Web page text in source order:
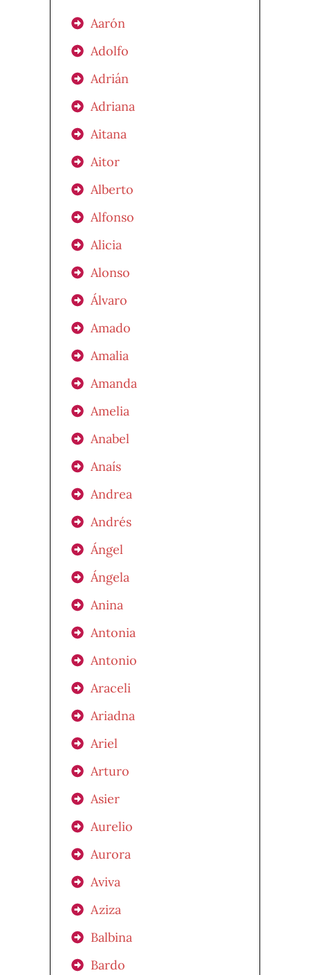
Aarón
Adolfo
Adrián
Adriana
Aitana
Aitor
Alberto
Alfonso
Alicia
Alonso
Álvaro
Amado
Amalia
Amanda
Amelia
Anabel
Anaís
Andrea
Andrés
Ángel
Ángela
Anina
Antonia
Antonio
Araceli
Ariadna
Ariel
Arturo
Asier
Aurelio
Aurora
Aviva
Aziza
Balbina
Bardo